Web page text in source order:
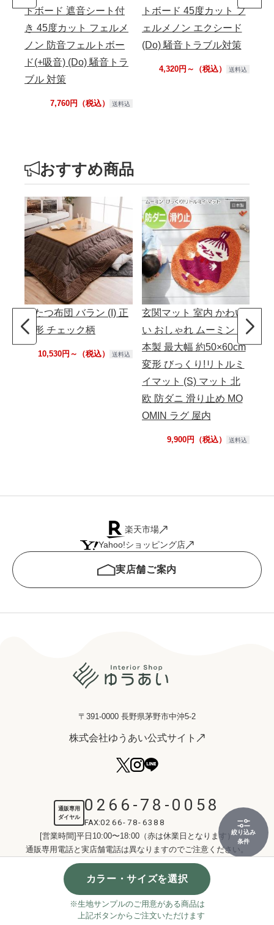
絞り込み
条件
カラー・サイズを選択
※生地サンプルのご用意がある商品は
上記ボタンからご注文いただけます
トボード 遮音シート付
き 45度カット フェルメ
ノン 防音フェルトボー
ド(+吸音) (Do) 騒音トラ
ブル 対策
7,760円（税込） 送料込
トボード 45度カット フ
ェルメノン エクシード
(Do) 騒音トラブル対策
4,320円～（税込） 送料込
おすすめ商品
こたつ布団 バラン (I) 正
方形 チェック柄
10,530円～（税込） 送料込
玄関マット 室内 かわい
い おしゃれ ムーミン 日
本製 最大幅 約50×60cm
変形 びっくり!リトルミ
イマット (S) マット 北
欧 防ダニ 滑り止め MO
OMIN ラグ 屋内
9,900円（税込） 送料込
用
楽天市場
Yahoo!ショッピング店
実店舗ご案内
〒391-0000 長野県茅野市中沖5-2
株式会社ゆうあい公式サイト
通販専用
ダイヤル
0266-78-0058
FAX:0266-78-6388
[営業時間]平日10:00〜18:00（赤は休業日となります）
通販専用電話と実店舗電話は異なりますのでご注意ください。
お問い合わせ
採寸方法